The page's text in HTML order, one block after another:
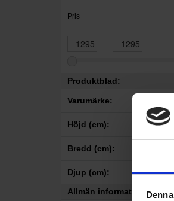
Pris
–
Produktblad:
Varumärke:
Emerio
Höjd (cm):
–
Bredd (cm):
–
Djup (cm):
–
Allmän information